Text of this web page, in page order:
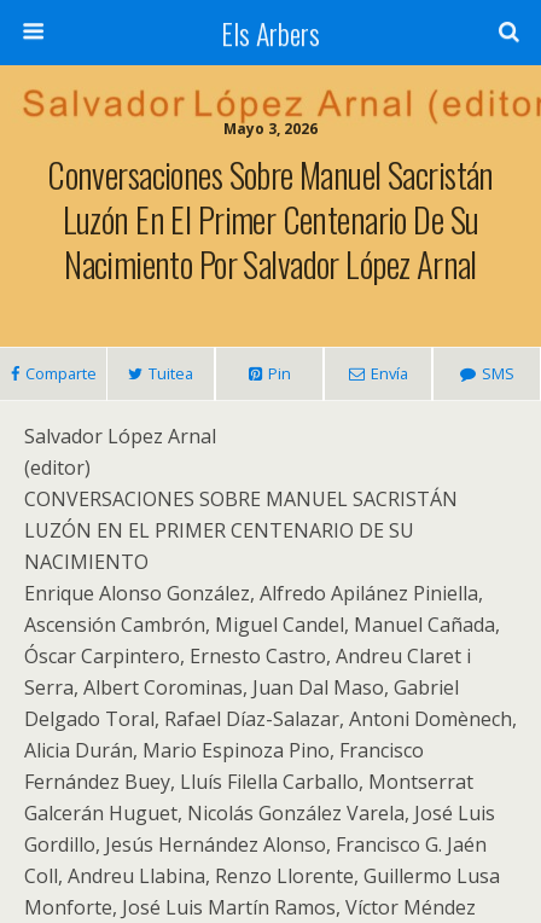
Els Arbers
Mayo 3, 2026
Conversaciones Sobre Manuel Sacristán
Luzón En El Primer Centenario De Su
Nacimiento Por Salvador López Arnal
Comparte Tuitea Pin Envía SMS
Salvador López Arnal
(editor)
CONVERSACIONES SOBRE MANUEL SACRISTÁN
LUZÓN EN EL PRIMER CENTENARIO DE SU
NACIMIENTO
Enrique Alonso González, Alfredo Apilánez Piniella,
Ascensión Cambrón, Miguel Candel, Manuel Cañada,
Óscar Carpintero, Ernesto Castro, Andreu Claret i
Serra, Albert Corominas, Juan Dal Maso, Gabriel
Delgado Toral, Rafael Díaz-Salazar, Antoni Domènech,
Alicia Durán, Mario Espinoza Pino, Francisco
Fernández Buey, Lluís Filella Carballo, Montserrat
Galcerán Huguet, Nicolás González Varela, José Luis
Gordillo, Jesús Hernández Alonso, Francisco G. Jaén
Coll, Andreu Llabina, Renzo Llorente, Guillermo Lusa
Monforte, José Luis Martín Ramos, Víctor Méndez